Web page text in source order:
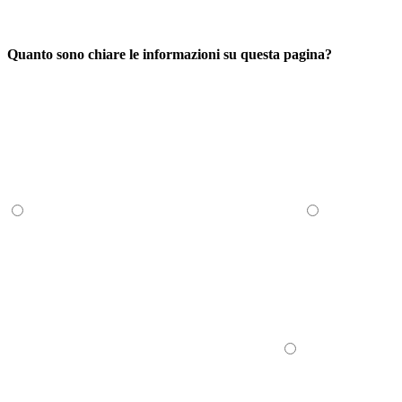
Quanto sono chiare le informazioni su questa pagina?